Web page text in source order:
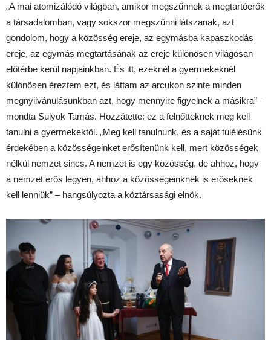
„A mai atomizálódó világban, amikor megszűnnek a megtartóerők
a társadalomban, vagy sokszor megszűnni látszanak, azt
gondolom, hogy a közösség ereje, az egymásba kapaszkodás
ereje, az egymás megtartásának az ereje különösen világosan
előtérbe kerül napjainkban. És itt, ezeknél a gyermekeknél
különösen éreztem ezt, és láttam az arcukon szinte minden
megnyilvánulásunkban azt, hogy mennyire figyelnek a másikra” –
mondta Sulyok Tamás. Hozzátette: ez a felnőtteknek meg kell
tanulni a gyermekektől. „Meg kell tanulnunk, és a saját túlélésünk
érdekében a közösségeinket erősítenünk kell, mert közösségek
nélkül nemzet sincs. A nemzet is egy közösség, de ahhoz, hogy
a nemzet erős legyen, ahhoz a közösségeinknek is erőseknek
kell lenniük” – hangsúlyozta a köztársasági elnök.